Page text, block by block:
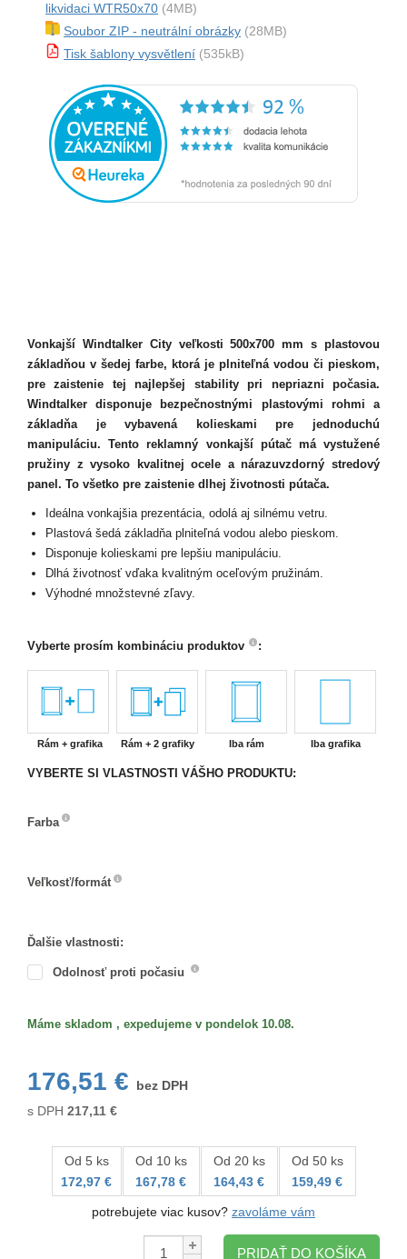
likvidaci WTR50x70 (4MB)
Soubor ZIP - neutrální obrázky (28MB)
Tisk šablony vysvětlení (535kB)
Vonkajší Windtalker City veľkosti 500x700 mm s plastovou
základňou v šedej farbe, ktorá je plniteľná vodou či pieskom,
pre zaistenie tej najlepšej stability pri nepriazni počasia.
Windtalker disponuje bezpečnostnými plastovými rohmi a
základňa je vybavená kolieskami pre jednoduchú
manipuláciu. Tento reklamný vonkajší pútač má vystužené
pružiny z vysoko kvalitnej ocele a nárazuvzdorný stredový
panel. To všetko pre zaistenie dlhej životnosti pútača.
Ideálna vonkajšia prezentácia, odolá aj silnému vetru.
Plastová šedá základňa plniteľná vodou alebo pieskom.
Disponuje kolieskami pre lepšiu manipuláciu.
Dlhá životnosť vďaka kvalitným oceľovým pružinám.
Výhodné množstevné zľavy.
Vyberte prosím kombináciu produktov :
Rám + grafika Rám + 2 grafiky Iba rám Iba grafika
VYBERTE SI VLASTNOSTI VÁŠHO PRODUKTU:
Farba
Veľkosť/formát
Ďalšie vlastnosti:
Odolnosť proti počasiu
Máme skladom , expedujeme v pondelok 10.08.
176,51 €
bez DPH
s DPH 217,11 €
Od 5 ks
172,97 €
Od 10 ks
167,78 €
Od 20 ks
164,43 €
Od 50 ks
159,49 €
potrebujete viac kusov? zavoláme vám
Množstvo:
PRIDAŤ DO KOŠÍKA